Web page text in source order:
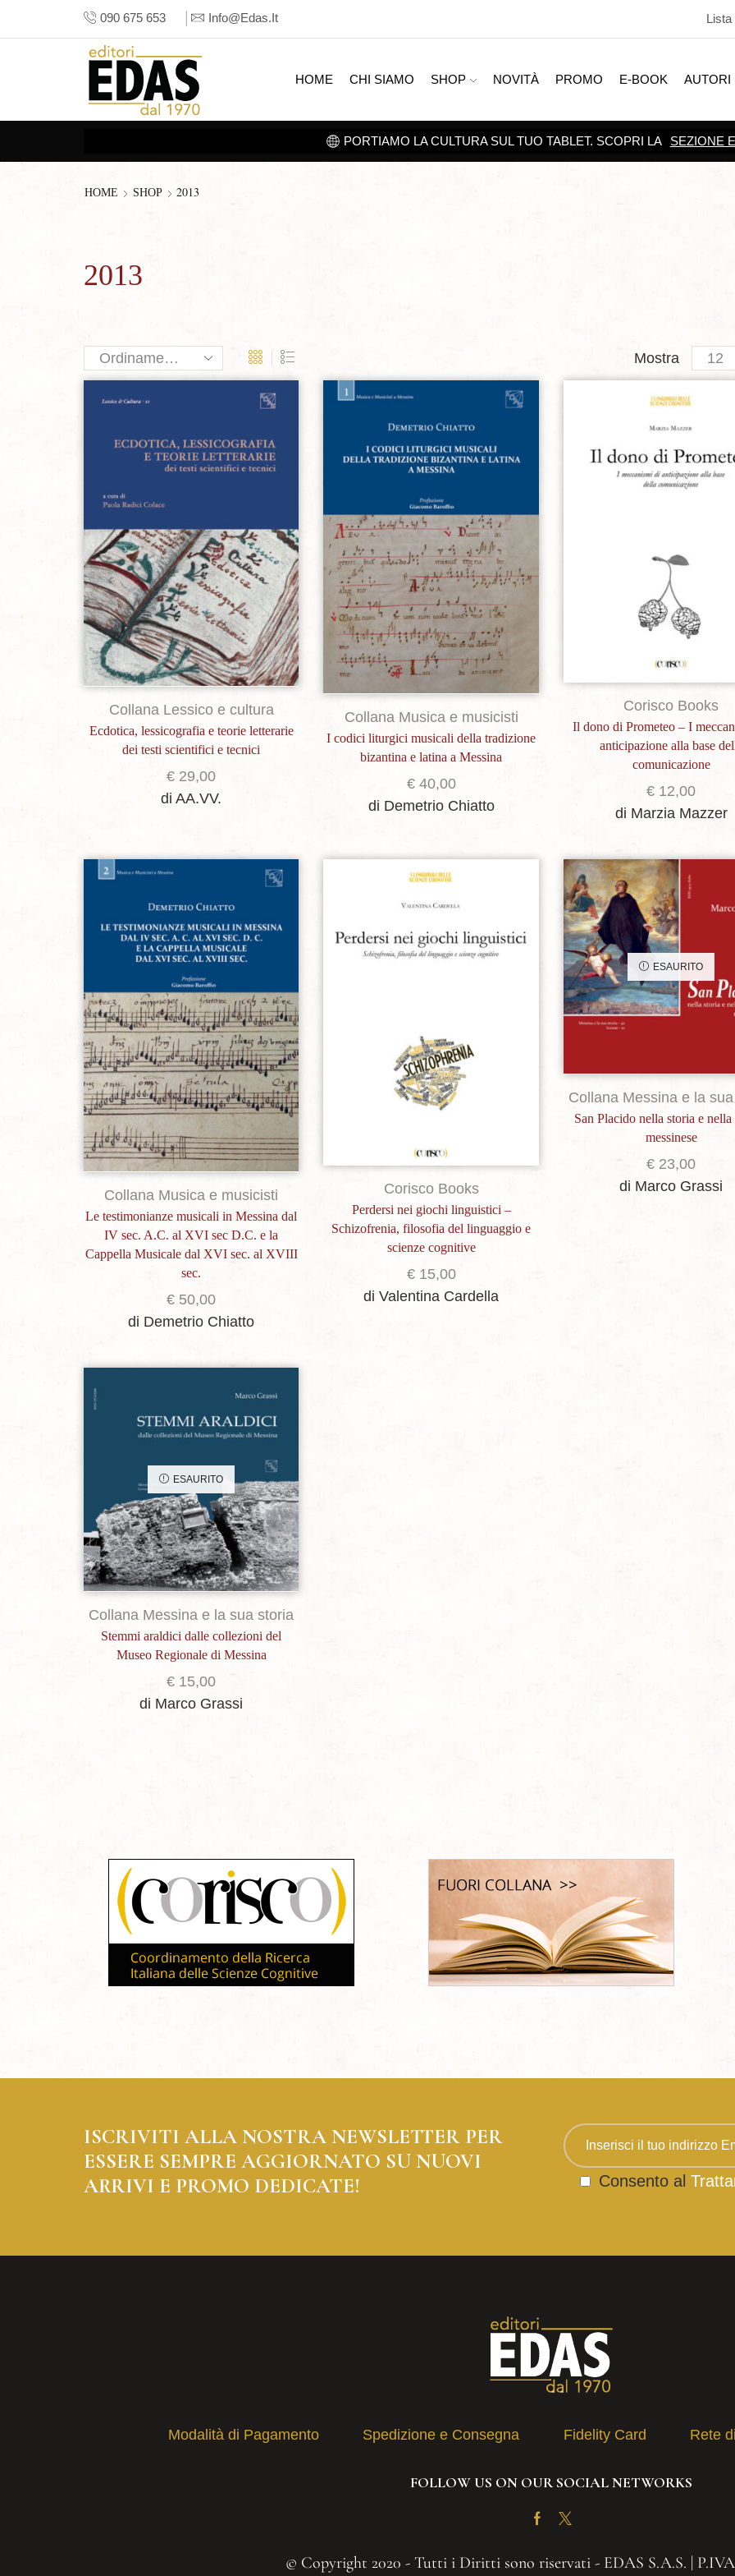
090 675 653 Info@edas.it Lista
HOME CHI SIAMO SHOP NOVITÀ PROMO E-BOOK AUTORI
SCOPRI TUTTE LE PROMOZIONI
HOME SHOP 2013
2013
Mostra
per
page
Aggiungi alla lista dei desideri
Collana Lessico e cultura
Ecdotica, lessicografia e teorie letterarie
dei testi scientifici e tecnici
€ 29,00
di AA.VV.
Aggiungi alla lista dei desideri
Collana Musica e musicisti
I codici liturgici musicali della tradizione
bizantina e latina a Messina
€40,00
di Demetrio Chiatto
Corisco Books
Il dono di Prometeo – I
anticipazione alla base
comunicazione
€ 12,00
di Marzia Mazzer
Aggiungi alla lista dei desideri
Collana Musica e musicisti
Le testimonianze musicali in Messina dal
IV sec. A.C. al XVI sec D.C. e la
Cappella Musicale dal XVI sec. al XVIII
sec.
€ 50,00
di Demetrio Chiatto
Corisco Books
Perdersi nei giochi linguistici –
Schizofrenia, filosofia del linguaggio e
scienze cognitive
€15,00
di Valentina Cardella
Aggiungi alla lista dei
ESAURITO
Collana Messina e la
San Placido nella storia e nella
messinese
€ 23,00
di Marco Grassi
Aggiungi alla lista dei desideri
ESAURITO
Collana Messina e la sua storia
Stemmi araldici dalle collezioni del
Museo Regionale di Messina
€ 15,00
di Marco Grassi
ISCRIVITI ALLA NOSTRA NEWSLETTER PER
ESSERE SEMPRE AGGIORNATO SU NUOVI
ARRIVI E PROMO DEDICATE!
Consento al
Modalità di Pagamento Spedizione e Consegna Fidelity Card Rete
FOLLOW US ON OUR SOCIAL NETWORKS
Facebook
Twitter
© Copyright 2020 - Tutti i Diritti sono riservati - EDAS S.A.S. | P.IVA